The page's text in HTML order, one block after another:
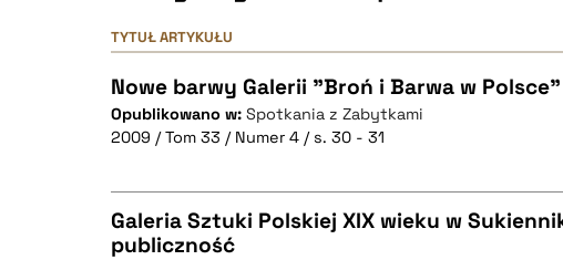
TYTUŁ ARTYKUŁU
Nowe barwy Galerii "Broń i Barwa w Polsce"
Opublikowano w: Spotkania z Zabytkami
2009 / Tom 33 / Numer 4 / s. 30 - 31
Galeria Sztuki Polskiej XIX wieku w
publiczność